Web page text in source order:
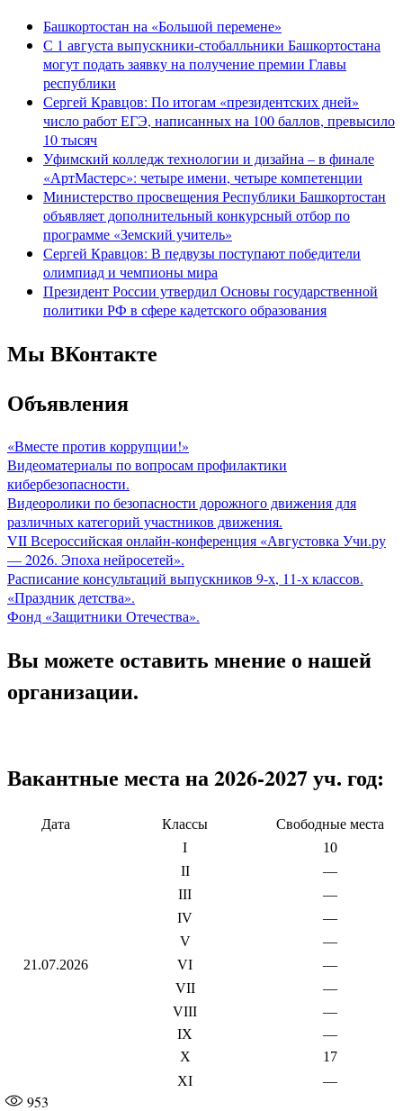
Башкортостан на «Большой перемене»
С 1 августа выпускники-стобалльники Башкортостана
могут подать заявку на получение премии Главы
республики
Сергей Кравцов: По итогам «президентских дней»
число работ ЕГЭ, написанных на 100 баллов, превысило
10 тысяч
Уфимский колледж технологии и дизайна – в финале
«АртМастерс»: четыре имени, четыре компетенции
Министерство просвещения Республики Башкортостан
объявляет дополнительный конкурсный отбор по
программе «Земский учитель»
Сергей Кравцов: В педвузы поступают победители
олимпиад и чемпионы мира
Президент России утвердил Основы государственной
политики РФ в сфере кадетского образования
Мы ВКонтакте
Объявления
«Вместе против коррупции!»
Видеоматериалы по вопросам профилактики
кибербезопасности.
Видеоролики по безопасности дорожного движения для
различных категорий участников движения.
VII Всероссийская онлайн-конференция «Августовка Учи.ру
— 2026. Эпоха нейросетей».
Расписание консультаций выпускников 9-х, 11-х классов.
«Праздник детства».
Фонд «Защитники Отечества».
Вы можете оставить мнение о нашей
организации.
Вакантные места на 2026-2027 уч. год:
Дата Классы Свободные места
21.07.2026
I
10
II
—
III
—
IV
—
V
—
VI
—
VII
—
VIII
—
IX
—
X
17
XI
—
953